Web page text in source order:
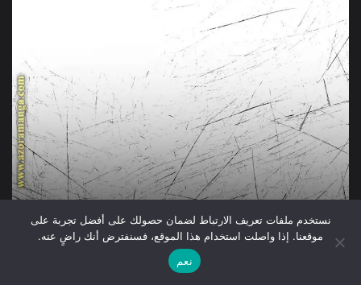
نستخدم ملفات تعريف الارتباط لضمان حصولك على أفضل تجربة على
موقعنا. إذا واصلت استخدام هذا الموقع، فسنفترض أنك راضٍ عنه.
نعم